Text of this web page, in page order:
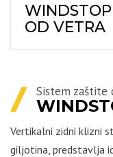
OD VETRA
Sistem zaštite
Vertikalni zidni klizni
giljotina, predstavlja